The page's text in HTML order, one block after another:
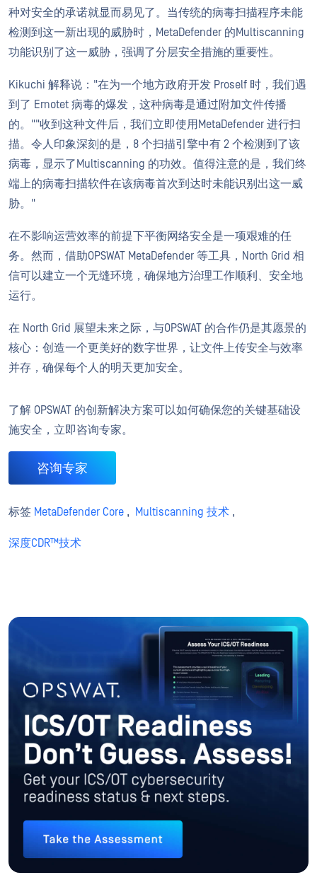
种对安全的承诺就显而易见了。当传统的病毒扫描程序未能
检测到这一新出现的威胁时，MetaDefender 的Multiscanning
功能识别了这一威胁，强调了分层安全措施的重要性。
Kikuchi 解释说："在为一个地方政府开发 Proself 时，我们遇
到了 Emotet 病毒的爆发，这种病毒是通过附加文件传播
的。""收到这种文件后，我们立即使用MetaDefender 进行扫
描。令人印象深刻的是，8 个扫描引擎中有 2 个检测到了该
病毒，显示了Multiscanning 的功效。值得注意的是，我们终
端上的病毒扫描软件在该病毒首次到达时未能识别出这一威
胁。"
在不影响运营效率的前提下平衡网络安全是一项艰难的任
务。然而，借助OPSWAT MetaDefender 等工具，North Grid 相
信可以建立一个无缝环境，确保地方治理工作顺利、安全地
运行。
在 North Grid 展望未来之际，与OPSWAT 的合作仍是其愿景的
核心：创造一个更美好的数字世界，让文件上传安全与效率
并存，确保每个人的明天更加安全。
了解 OPSWAT 的创新解决方案可以如何确保您的关键基础设
施安全，立即咨询专家。
咨询专家
标签 MetaDefender Core , Multiscanning 技术 ,
深度CDR™技术